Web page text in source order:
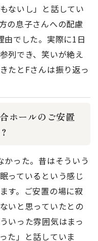
ないし」と話してい
の息子さんへの配慮
由でした。実際に1日
列でき、笑いが絶え
たとFさんは振り返っ
ホールのご安置
かった。昔はそういう
っているという感じ
す。ご安置の場に寂
いと思っていたとの
いった雰囲気はまっ
た」と話していま